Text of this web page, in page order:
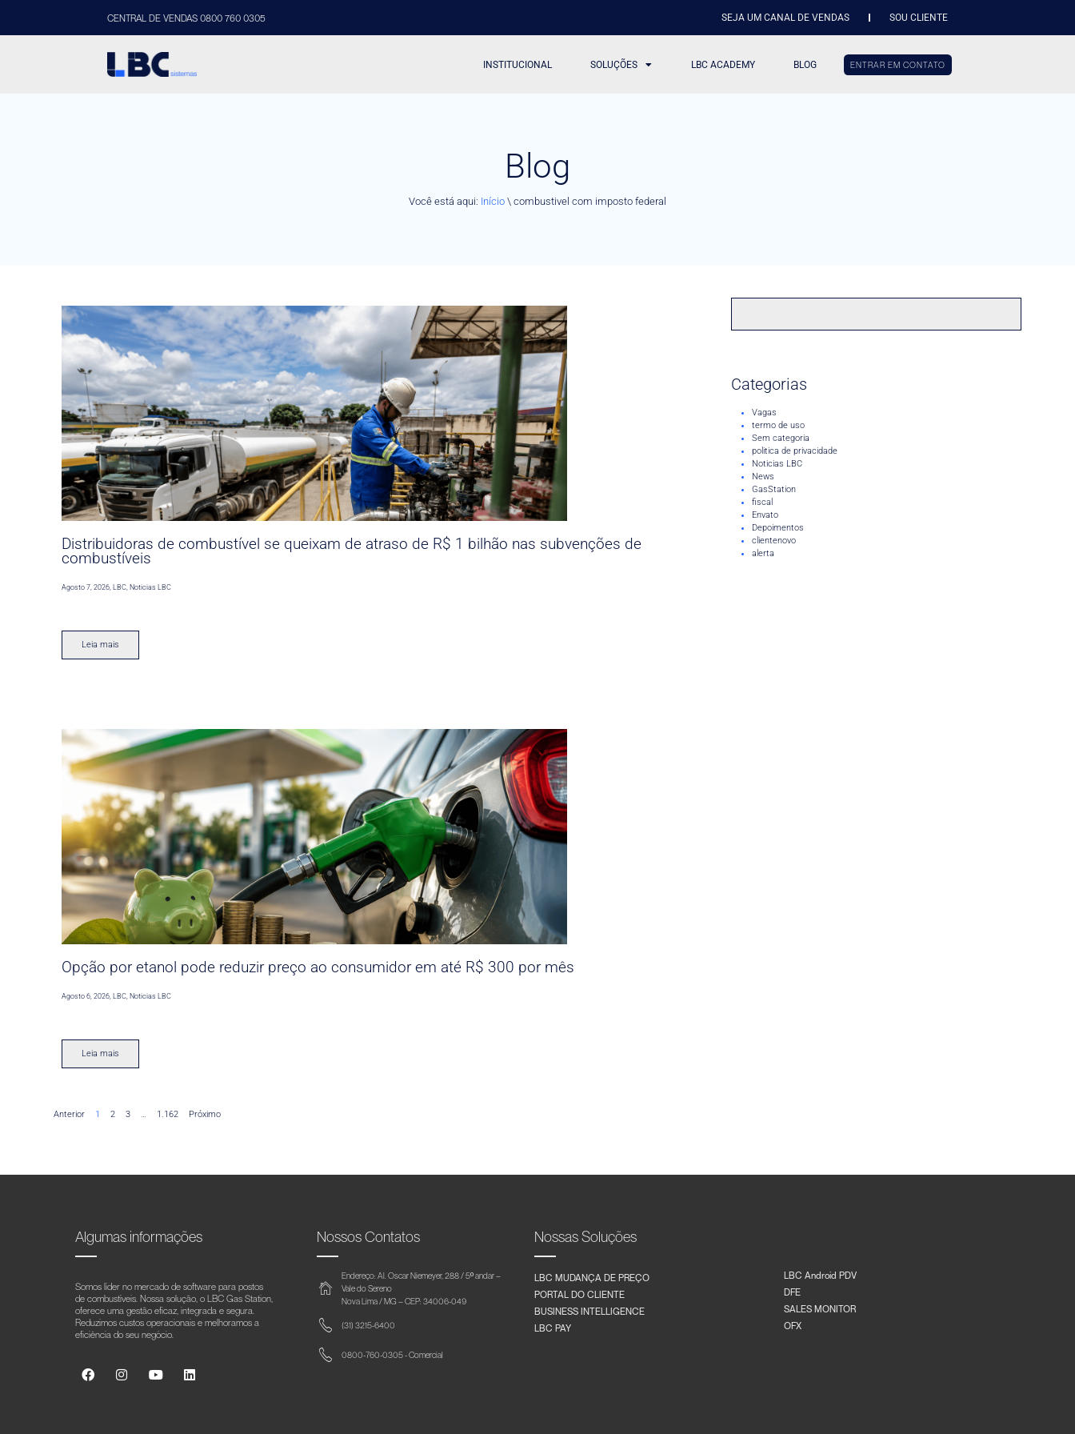
CENTRAL DE VENDAS 0800 760 0305 SEJA UM CANAL DE VENDAS SOU CLIENTE
INSTITUCIONAL SOLUÇÕES LBC ACADEMY BLOG ENTRAR EM CONTATO
Blog
Você está aqui: Início \ combustivel com imposto federal
Distribuidoras de combustível se queixam de atraso de R$ 1 bilhão nas subvenções de
combustíveis
Agosto 7, 2026,LBC,Noticias LBC
Leia mais
Opção por etanol pode reduzir preço ao consumidor em até R$ 300 por mês
Agosto 6, 2026 ,LBC Noticias LBC
Leia mais
Anterior 1 2 3 … 1.162 Próximo
Categorias
Vagas
termo de uso
Sem categoria
politica de privacidade
Noticias LBC
News
GasStation
fiscal
Envato
Depoimentos
clientenovo
alerta
Algumas informações
Somos líder no mercado de software para postos
de combustíveis. Nossa solução, o LBC Gas Station,
oferece uma gestão eficaz, integrada e segura.
Reduzimos custos operacionais e melhoramos a
eficiência do seu negócio.
Nossos Contatos
Endereço: Al. Oscar Niemeyer, 288 / 5º andar –
Vale do Sereno
Nova Lima / MG – CEP: 34006-049
(31) 3215-6400
0800-760-0305 - Comercial
Nossas Soluções
LBC MUDANÇA DE PREÇO
PORTAL DO CLIENTE
BUSINESS INTELLIGENCE
LBC PAY
LBC Android PDV
DFE
SALES MONITOR
OFX